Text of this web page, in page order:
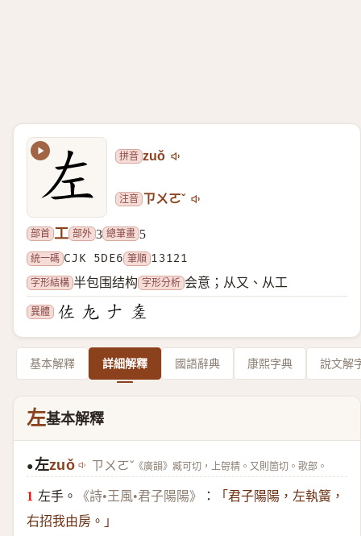
拼音 zuǒ
注音 ㄗㄨㄛˇ
部首 工 部外 3 總筆畫 5
統一碼 CJK 5DE6 筆順 13121
字形結構 半包围结构 字形分析 会意；从又、从工
異體
基本解釋 詳細解釋 國語辭典 康熙字典 說文解
左基本解釋
●左zuǒ ㄗㄨㄛˇ 《廣韻》臧可切，上哿精。又則箇切。歌部。
左手。 《詩•王風•君子陽陽》 ：
「君子陽陽，左執簧，
右招我由房。」